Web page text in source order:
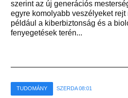
szerint az új generációs
egyre komolyabb veszélyeket rejt
például a kiberbiztonság és a
fenyegetések terén...
TUDOMÁNY SZERDA 08:01